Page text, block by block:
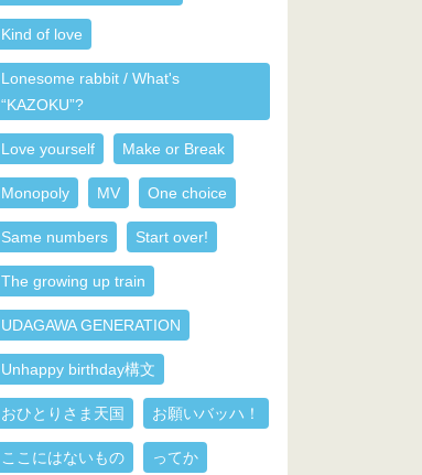
Kind of love
Lonesome rabbit / What's
“KAZOKU”?
Love yourself Make or Break
Monopoly MV One choice
Same numbers Start over!
The growing up train
UDAGAWA GENERATION
Unhappy birthday構文
おひとりさま天国 お願いバッハ！
ここにはないもの ってか